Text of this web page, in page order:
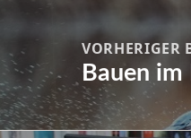
Beitragsnavigation
VORHERIGER
Previous
post:
Bauen